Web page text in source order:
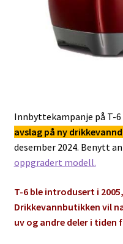
Innbyttekampanje på T-
avslag på ny
desember 2024. Benytt
oppgradert modell.
T-6 ble introdusert i
Drikkevannbutikken vil
uv og andre deler i tiden